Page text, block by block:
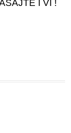
I VI !